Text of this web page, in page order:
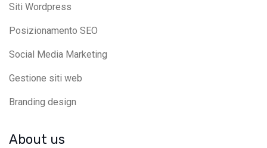
Siti Wordpress
Posizionamento SEO
Social Media Marketing
Gestione siti web
Branding design
About us